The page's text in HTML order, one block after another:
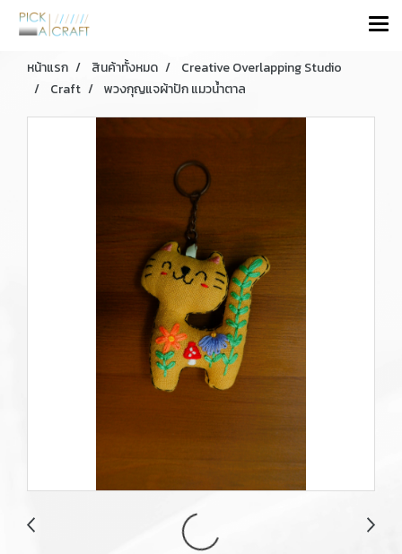
หน้าแรก สินค้าทั้งหมด
Creative Overlapping Studio
Craft
พวงกุญแจผ้าปัก แมวน้ำตาล